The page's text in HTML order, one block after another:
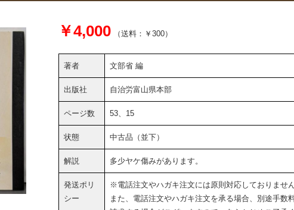
￥4,000 （送料：￥300）
著者 文部省 編
出版社 自治労富山県本部
ページ数 53、15
状態 中古品（並下）
解説 多少ヤケ傷みがあります。
発送ポリ
シー
※電話注文やハガキ注文には原則対応しておりません
また、電話注文やハガキ注文を承る場合、別途手数